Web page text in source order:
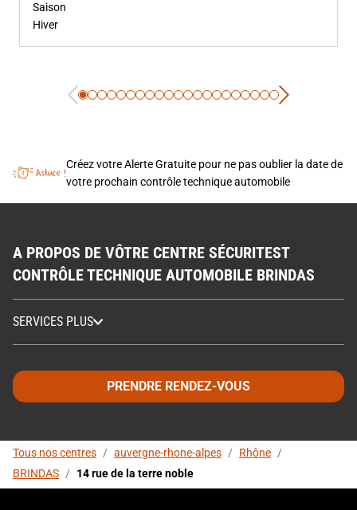
Saison
Hiver
Créez votre Alerte Gratuite pour ne pas oublier la date de
votre prochain contrôle technique automobile
A PROPOS DE VÔTRE CENTRE SÉCURITEST
CONTRÔLE TECHNIQUE AUTOMOBILE BRINDAS
SERVICES PLUS
PRENDRE RENDEZ-VOUS
Tous nos centres / auvergne-rhone-alpes / Rhône /
BRINDAS / 14 rue de la terre noble